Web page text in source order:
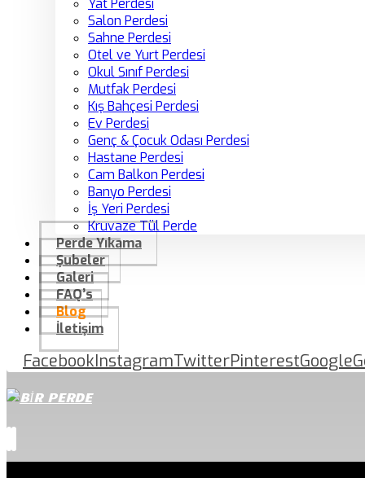
Yat Perdesi
Salon Perdesi
Sahne Perdesi
Otel ve Yurt Perdesi
Okul Sınıf Perdesi
Mutfak Perdesi
Kış Bahçesi Perdesi
Ev Perdesi
Genç & Çocuk Odası Perdesi
Hastane Perdesi
Cam Balkon Perdesi
Banyo Perdesi
İş Yeri Perdesi
Kruvaze Tül Perde
Perde Yıkama
Şubeler
Galeri
FAQ’s
Blog
İletişim
FacebookInstagramTwitterPinterestGoogle